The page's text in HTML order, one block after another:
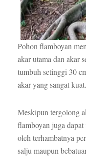
Pohon flamboyan
akar utama dan akar
tumbuh setinggi 30
akar yang sangat kuat.
Meskipun tergolong
flamboyan juga
oleh terhambatnya
salju maupun